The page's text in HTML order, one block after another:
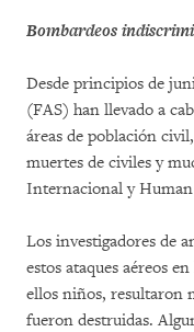
Bombardeos
Desde principios de
(FAS) han llevado a
áreas de población
muertes de civiles y
Internacional y
Los investigadores de
estos ataques aéreos
ellos niños, resultaron
fueron destruidas.